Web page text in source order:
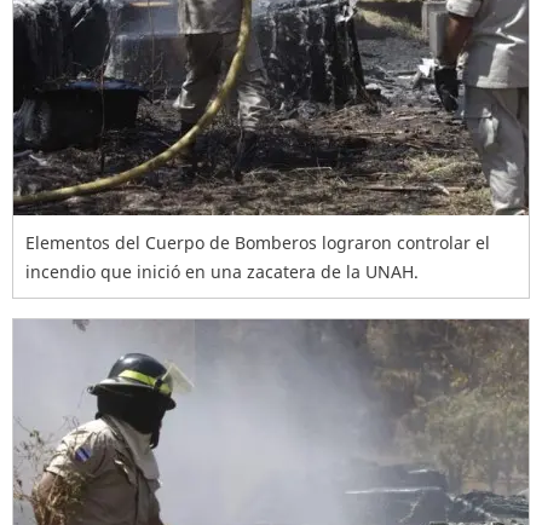
Elementos del Cuerpo de Bomberos lograron controlar el
incendio que inició en una zacatera de la UNAH.